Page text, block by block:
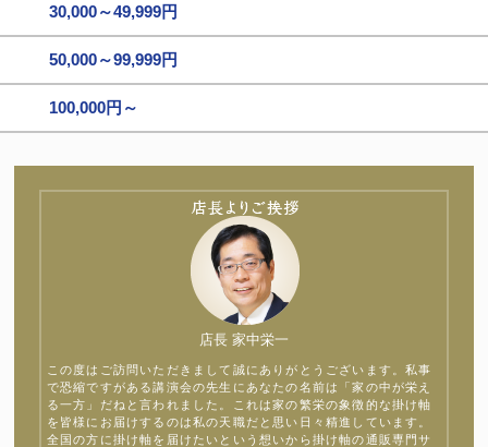
30,000～49,999円
50,000～99,999円
100,000円～
店長 家中栄一
この度はご訪問いただきまして誠にありがとうございます。私事
で恐縮ですがある講演会の先生にあなたの名前は「家の中が栄え
る一方」だねと言われました。これは家の繁栄の象徴的な掛け軸
を皆様にお届けするのは私の天職だと思い日々精進しています。
全国の方に掛け軸を届けたいという想いから掛け軸の通販専門サ